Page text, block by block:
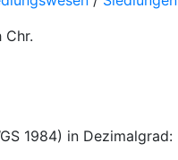
Chr.
1984) in Dezimalgrad: